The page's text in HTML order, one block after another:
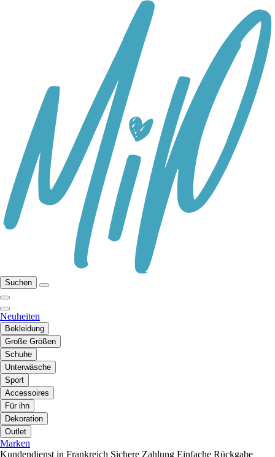
Suchen
Neuheiten
Bekleidung
Große Größen
Schuhe
Unterwäsche
Sport
Accessoires
Für ihn
Dekoration
Outlet
Marken
Kundendienst in Frankreich Sichere Zahlung Einfache Rückgabe